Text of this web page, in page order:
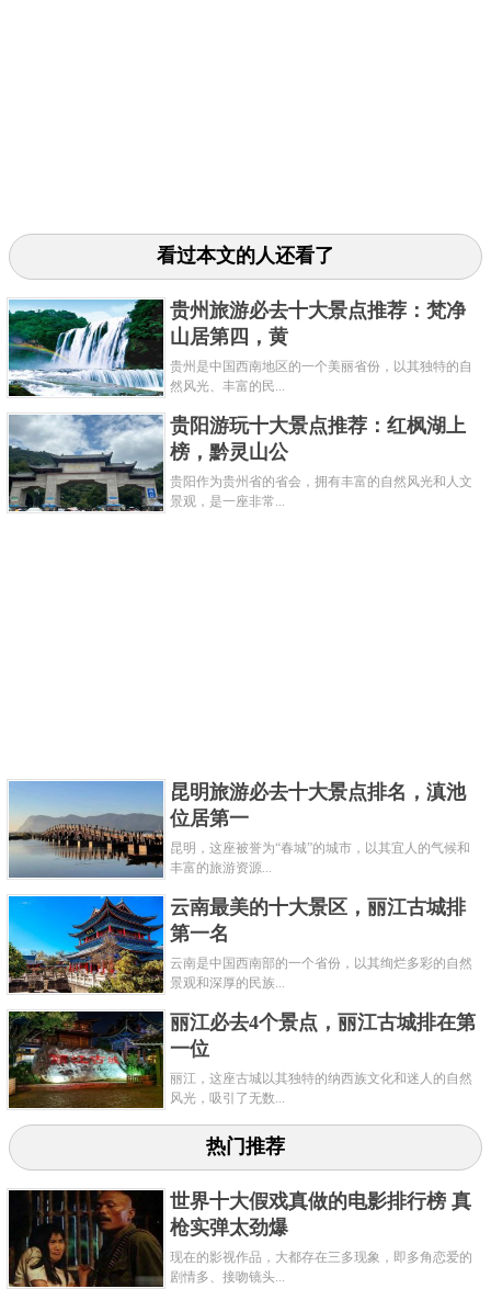
色，寺内的素斋和素饼都很有名，还可登山望远。
关键字：景点
共3页: 上一页 1 2 3 下一页
看过本文的人还看了
贵州旅游必去十大景点推荐：梵净
山居第四，黄
贵州是中国西南地区的一个美丽省份，以其独特的自
然风光、丰富的民...
贵阳游玩十大景点推荐：红枫湖上
榜，黔灵山公
贵阳作为贵州省的省会，拥有丰富的自然风光和人文
景观，是一座非常...
昆明旅游必去十大景点排名，滇池
位居第一
昆明，这座被誉为“春城”的城市，以其宜人的气候和
丰富的旅游资源...
云南最美的十大景区，丽江古城排
第一名
云南是中国西南部的一个省份，以其绚烂多彩的自然
景观和深厚的民族...
丽江必去4个景点，丽江古城排在第
一位
丽江，这座古城以其独特的纳西族文化和迷人的自然
风光，吸引了无数...
热门推荐
世界十大假戏真做的电影排行榜 真
枪实弹太劲爆
现在的影视作品，大都存在三多现象，即多角恋爱的
剧情多、接吻镜头...